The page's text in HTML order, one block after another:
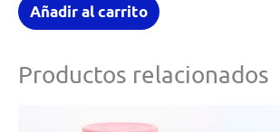
Añadir al carrito
Productos relacionados